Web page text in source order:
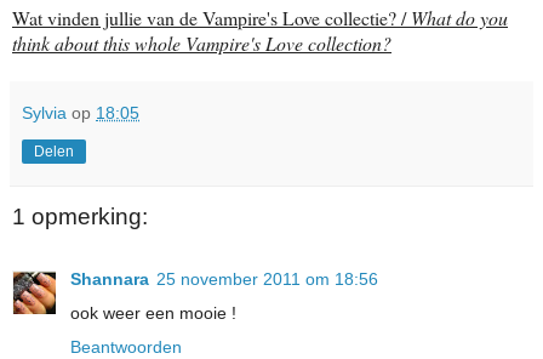
Wat vinden jullie van de Vampire's Love collectie? /What do you
think about this whole Vampire's Love collection?
Sylvia op 18:05
Delen
1 opmerking:
Shannara 25 november 2011 om 18:56
ook weer een mooie !
Beantwoorden